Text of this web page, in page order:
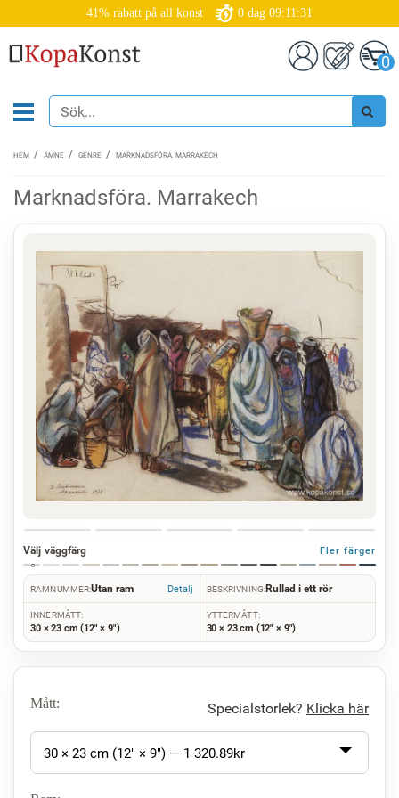
41% rabatt på all konst 0 dag 09:11:31
0
HEM ÄMNE GENRE MARKNADSFÖRA. MARRAKECH
Marknadsföra. Marrakech
Välj väggfärg Fler färger
RAMNUMMER:Utan ram Detalj BESKRIVNING:Rullad i ett rör
INNERMÅTT:
30 × 23 cm (12" × 9")
YTTERMÅTT:
30 × 23 cm (12" × 9")
Mått: Specialstorlek? Klicka här
30 × 23 cm (12" × 9") — 1 320.89kr